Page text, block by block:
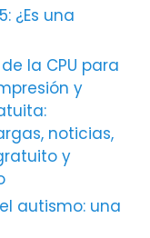
¿Es una
la CPU para
y
noticias,
y
autismo: una